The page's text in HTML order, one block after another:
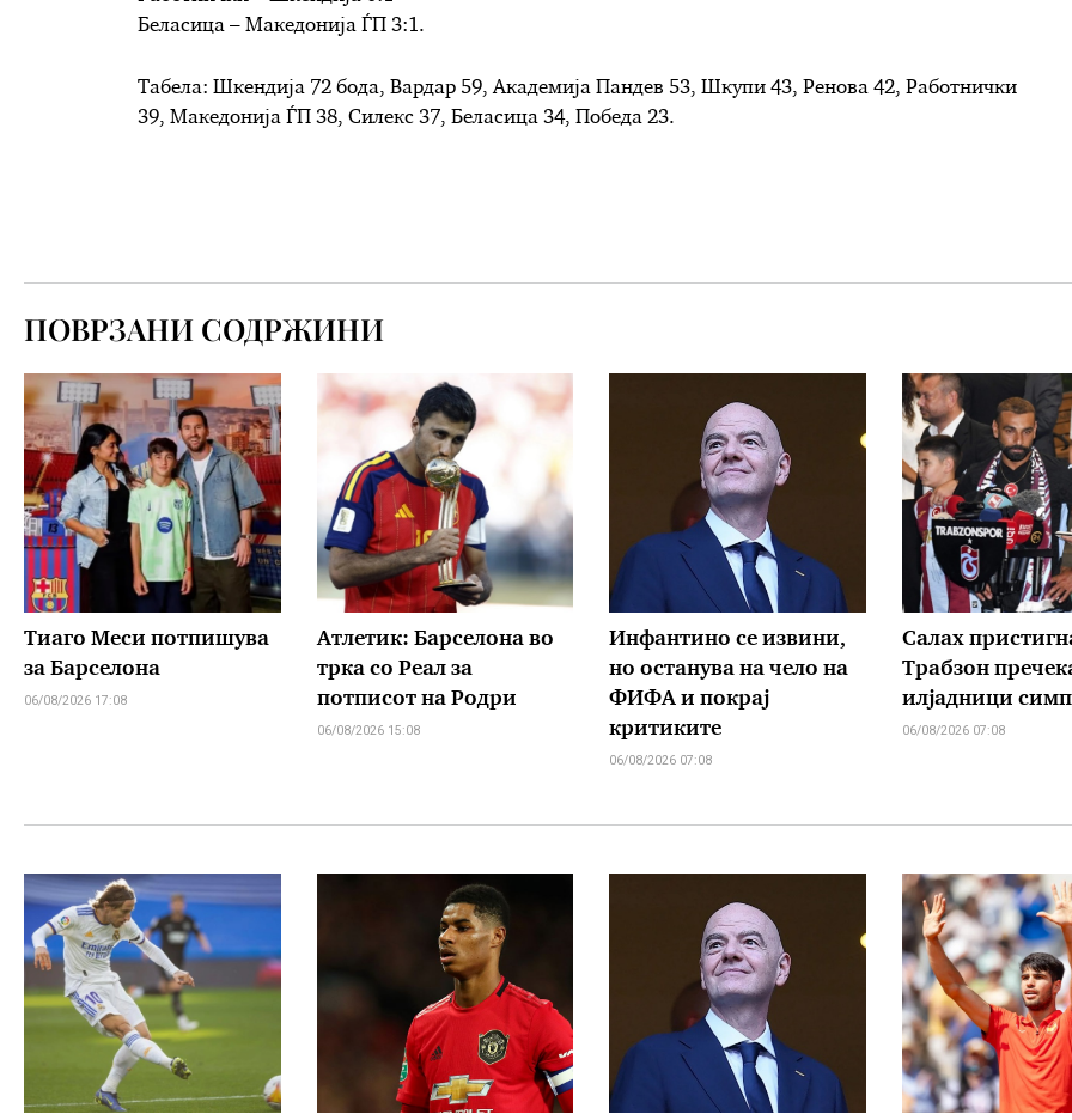
Беласица – Македонија ЃП 3:1.
Табела: Шкендија 72 бода, Вардар 59, Академија Пандев 53, Шкупи 43, Ренова 42, Работнички
39, Македонија ЃП 38, Силекс 37, Беласица 34, Победа 23.
ПОВРЗАНИ СОДРЖИНИ
Тиаго Меси потпишува
за Барселона
06/08/2026 17:08
Атлетик: Барселона во
трка со Реал за
потписот на Родри
06/08/2026 15:08
Инфантино се извини,
но останува на чело на
ФИФА и покрај
критиките
06/08/2026 07:08
Салах
Трабзон
илјадници
06/08/2026 07:08